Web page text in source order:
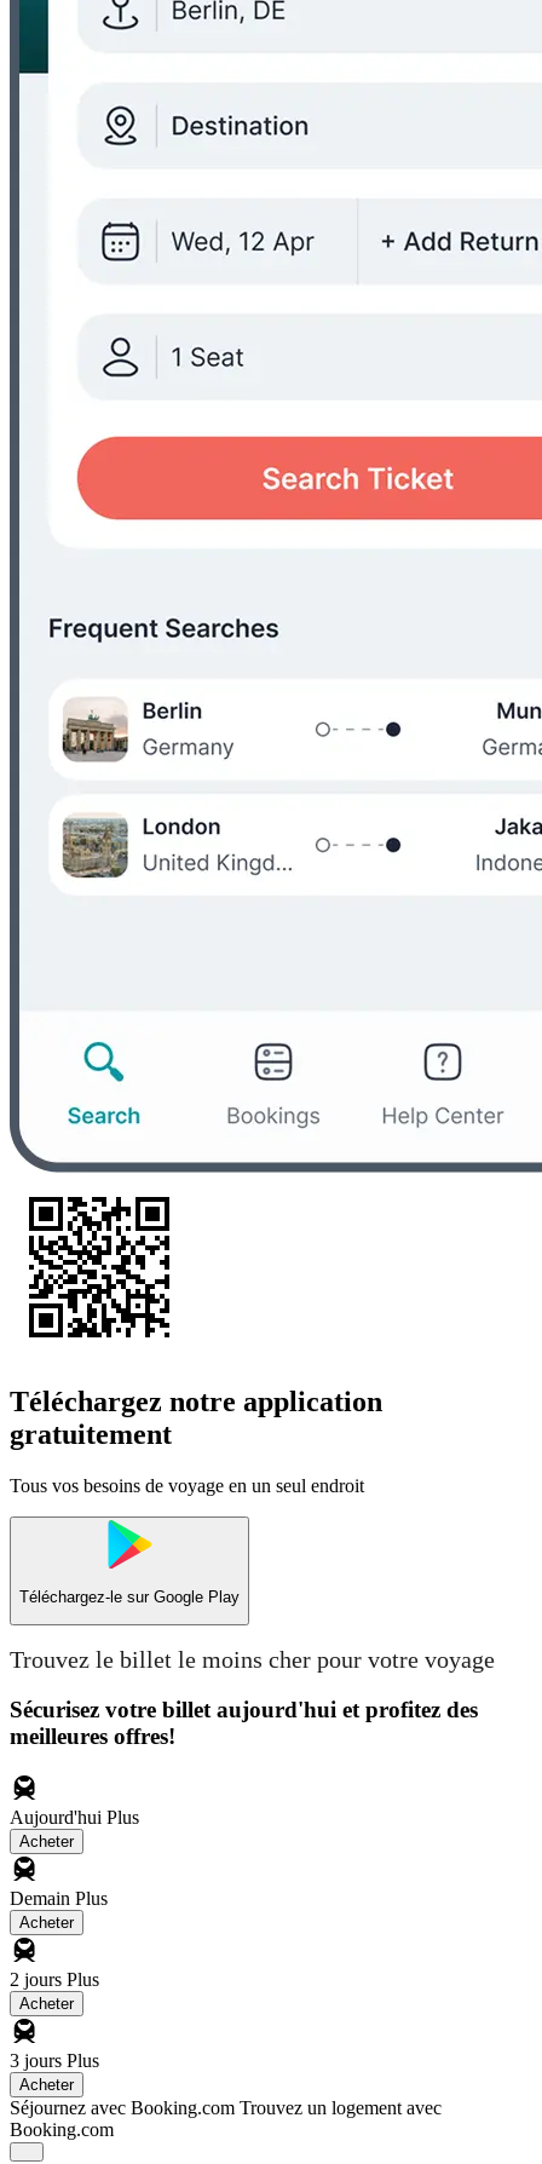
Téléchargez notre application
gratuitement
Tous vos besoins de voyage en un seul endroit
Téléchargez-le sur Google Play
Trouvez le billet le moins cher pour votre voyage
Sécurisez votre billet aujourd'hui et profitez des
meilleures offres!
Aujourd'hui Plus
Acheter
Demain Plus
Acheter
2 jours Plus
Acheter
3 jours Plus
Acheter
Séjournez avec Booking.com Trouvez un logement avec
Booking.com